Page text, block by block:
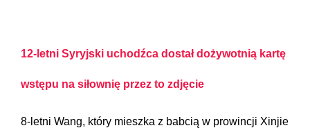
12-letni Syryjski uchodźca dostał dożywotnią kartę
wstępu na siłownię przez to zdjęcie
8-letni Wang, który mieszka z babcią w prowincji Xinjie